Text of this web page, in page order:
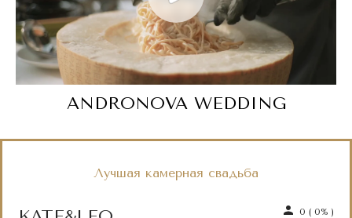
ANDRONOVA WEDDING
Лучшая камерная свадьба
0 ( 0% )